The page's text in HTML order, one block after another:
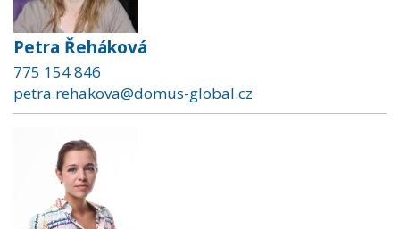
Petra Řeháková
775 154 846
petra.rehakova@domus-global.cz